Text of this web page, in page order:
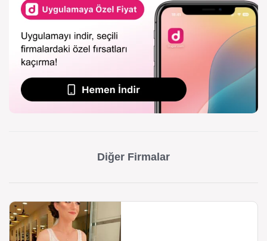
Diğer Firmalar